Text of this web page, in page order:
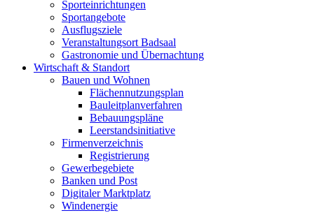
Sporteinrichtungen
Sportangebote
Ausflugsziele
Veranstaltungsort Badsaal
Gastronomie und Übernachtung
Wirtschaft & Standort
Bauen und Wohnen
Flächennutzungsplan
Bauleitplanverfahren
Bebauungspläne
Leerstandsinitiative
Firmenverzeichnis
Registrierung
Gewerbegebiete
Banken und Post
Digitaler Marktplatz
Windenergie